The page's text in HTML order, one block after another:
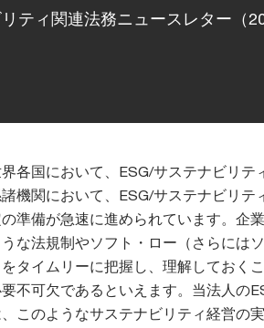
ティ関連法務ニュースレター（
各国において、ESG/サステナビリテ
機関において、ESG/サステナビリテ
準備が急速に進められています。企
な法規制やソフト・ロー（さらには
タイムリーに把握し、理解しておく
不可欠であるといえます。当法人の
このようなサステナビリティ経営の